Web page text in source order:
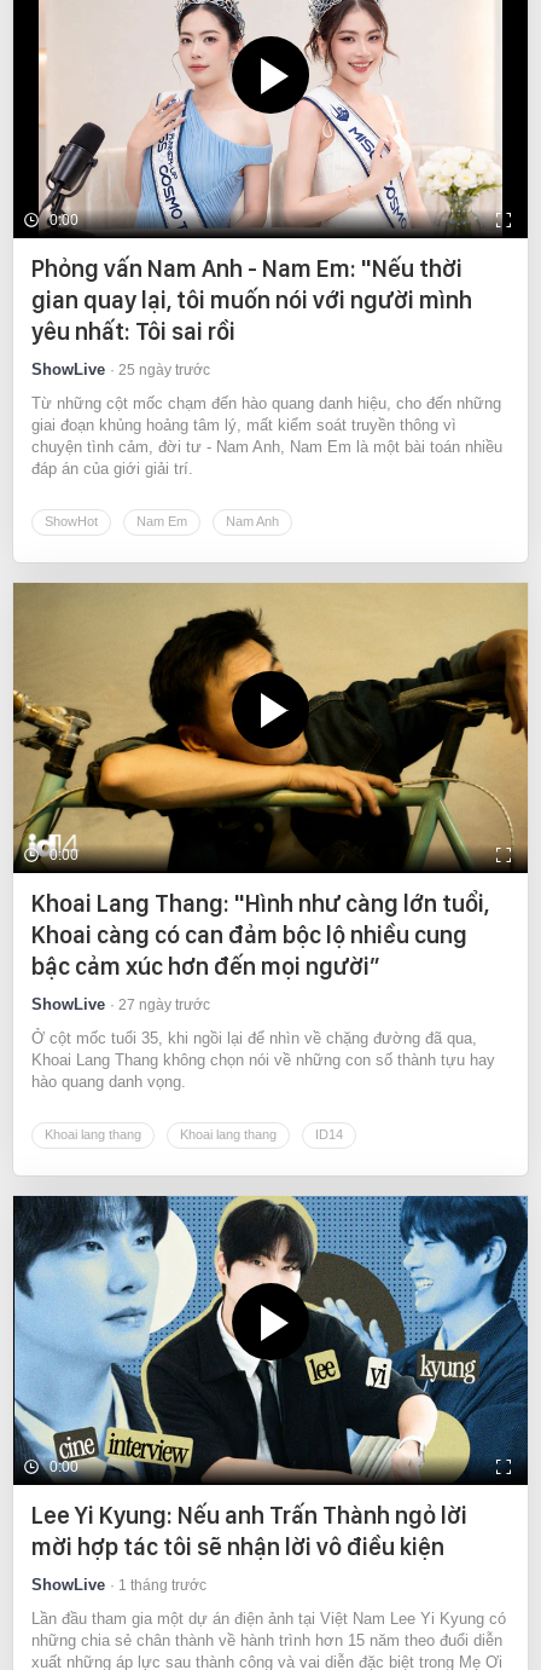
0:00
Phỏng vấn Nam Anh - Nam Em: "Nếu thời
gian quay lại, tôi muốn nói với người mình
yêu nhất: Tôi sai rồi
ShowLive 25 ngày trước
Từ những cột mốc chạm đến hào quang danh hiệu, cho đến những
giai đoạn khủng hoảng tâm lý, mất kiểm soát truyền thông vì
chuyện tình cảm, đời tư - Nam Anh, Nam Em là một bài toán nhiều
đáp án của giới giải trí.
ShowHot Nam Em Nam Anh
0:00
Khoai Lang Thang: "Hình như càng lớn tuổi,
Khoai càng có can đảm bộc lộ nhiều cung
bậc cảm xúc hơn đến mọi người”
ShowLive 27 ngày trước
Ở cột mốc tuổi 35, khi ngồi lại để nhìn về chặng đường đã qua,
Khoai Lang Thang không chọn nói về những con số thành tựu hay
hào quang danh vọng.
Khoai lang thang Khoai lang thang ID14
0:00
Lee Yi Kyung: Nếu anh Trấn Thành ngỏ lời
mời hợp tác tôi sẽ nhận lời vô điều kiện
ShowLive 1 tháng trước
Lần đầu tham gia một dự án điện ảnh tại Việt Nam Lee Yi Kyung có
những chia sẻ chân thành về hành trình hơn 15 năm theo đuổi diễn
xuất những áp lực sau thành công và vai diễn đặc biệt trong Mẹ Ơi